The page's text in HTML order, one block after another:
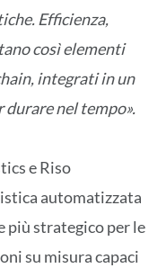
Efficienza,
così elementi
integrati in un
nel tempo».
e Riso
automatizzata
più strategico per le
su misura capaci